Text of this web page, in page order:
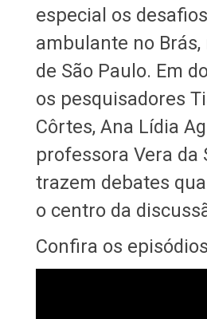
especial os
ambulante no Brás,
de São Paulo. Em
os pesquisadores
Côrtes, Ana Lídia
professora Vera da
trazem debates
o centro da
Confira os